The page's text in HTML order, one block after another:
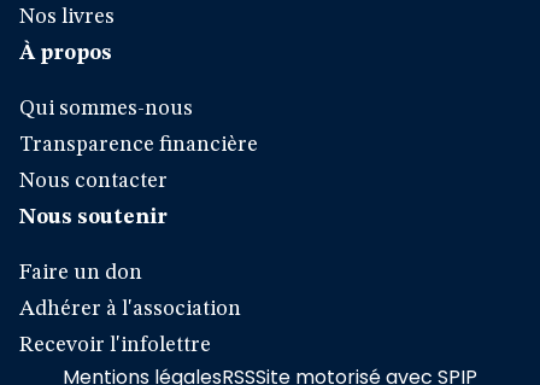
Nos livres
À propos
Qui sommes-nous
Transparence financière
Nous contacter
Nous soutenir
Faire un don
Adhérer à l'association
Recevoir l'infolettre
Mentions légalesRSSSite motorisé avec SPIP